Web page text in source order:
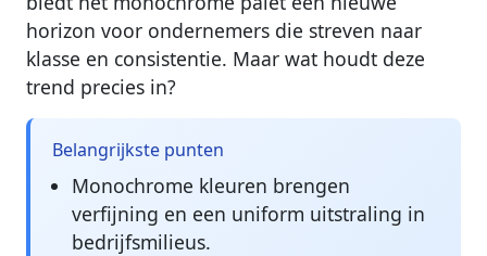
horizon voor ondernemers die streven naar
klasse en consistentie. Maar wat houdt deze
trend precies in?
Belangrijkste punten
Monochrome kleuren brengen
verfijning en een uniform uitstraling in
bedrijfsmilieus.